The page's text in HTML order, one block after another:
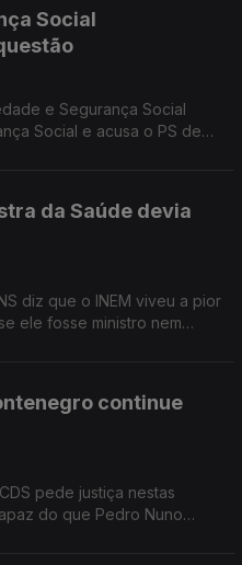
Social
e Segurança Social
Social e acusa o PS de
da Saúde devia
diz que o INEM viveu a pior
ele fosse ministro nem
continue
pede justiça nestas
do que Pedro Nuno